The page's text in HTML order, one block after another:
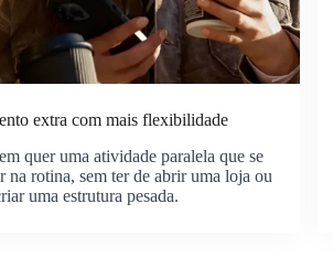
extra com mais flexibilidade
quer uma atividade paralela que se
na rotina, sem ter de abrir uma loja ou
uma estrutura pesada.